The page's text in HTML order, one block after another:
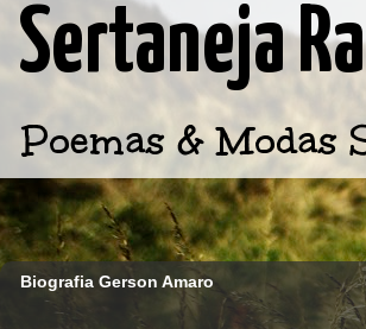
Sertaneja
Poemas & Modas
Biografia Gerson Amaro